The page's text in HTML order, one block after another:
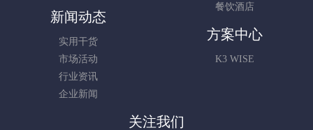
餐饮酒店
新闻动态
实用干货
市场活动
行业资讯
企业新闻
方案中心
K3 WISE
关注我们